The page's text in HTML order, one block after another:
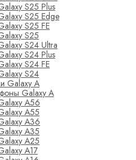
S25 Plus
S25 Edge
S25 FE
S25
S24 Ultra
S24 Plus
S24 FE
S24
Galaxy A
Galaxy A
A56
A55
A36
A35
A25
A17